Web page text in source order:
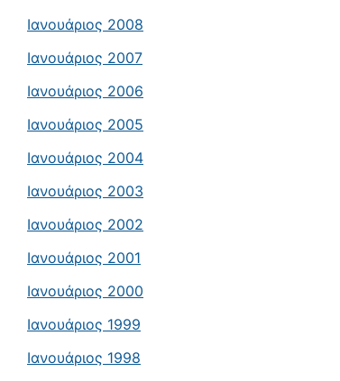
Ιανουάριος 2008
Ιανουάριος 2007
Ιανουάριος 2006
Ιανουάριος 2005
Ιανουάριος 2004
Ιανουάριος 2003
Ιανουάριος 2002
Ιανουάριος 2001
Ιανουάριος 2000
Ιανουάριος 1999
Ιανουάριος 1998